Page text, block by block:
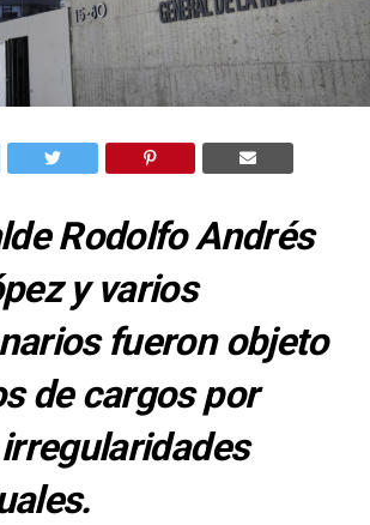
Rodolfo Andrés
y varios
fueron objeto
de cargos por